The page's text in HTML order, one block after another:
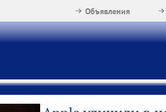
Объявления